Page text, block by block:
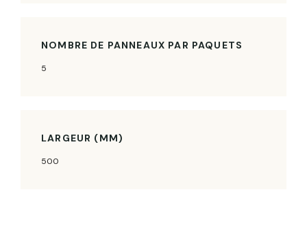
NOMBRE DE PANNEAUX PAR PAQUETS
5
LARGEUR (MM)
500